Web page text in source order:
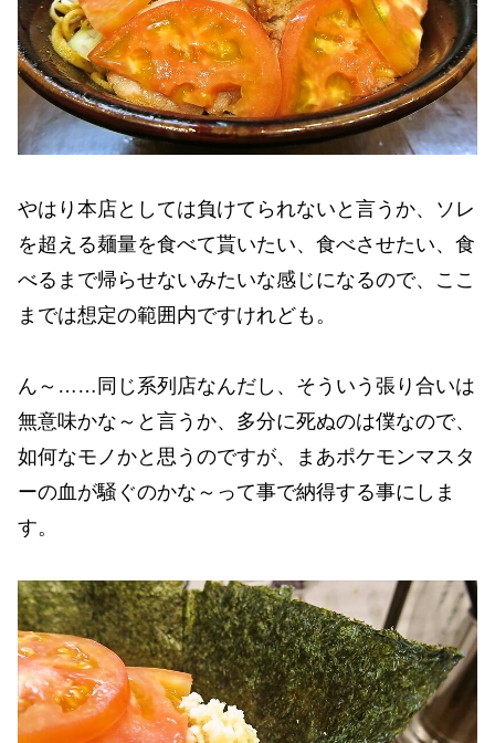
やはり本店としては負けてられないと言うか、ソレ
を超える麺量を食べて貰いたい、食べさせたい、食
べるまで帰らせないみたいな感じになるので、ここ
までは想定の範囲内ですけれども。
ん～……同じ系列店なんだし、そういう張り合いは
無意味かな～と言うか、多分に死ぬのは僕なので、
如何なモノかと思うのですが、まあポケモンマスタ
ーの血が騒ぐのかな～って事で納得する事にしま
す。